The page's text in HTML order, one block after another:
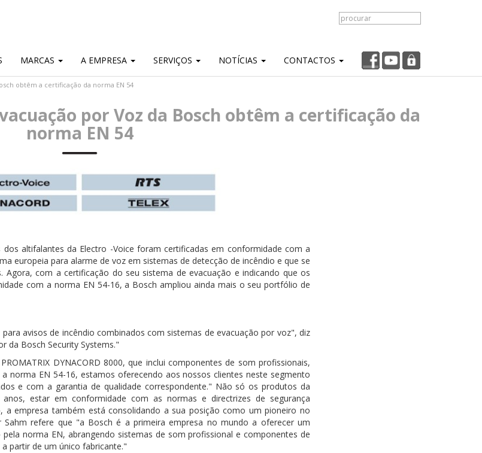
MARCAS A EMPRESA SERVIÇOS NOTÍCIAS CONTACTOS
obtêm a certificação da norma EN 54
por Voz da Bosch obtêm a certificação da
norma EN 54
dos altifalantes da Electro -Voice foram certificadas em conformidade com a
europeia para alarme de voz em sistemas de detecção de incêndio e que se
Agora, com a certificação do seu sistema de evacuação e indicando que os
com a norma EN 54-16, a Bosch ampliou ainda mais o seu portfólio de
avisos de incêndio combinados com sistemas de evacuação por voz", diz
da Bosch Security Systems."
DYNACORD 8000, que inclui componentes de som profissionais,
norma EN 54-16, estamos oferecendo aos nossos clientes neste segmento
e com a garantia de qualidade correspondente." Não só os produtos da
estar em conformidade com as normas e directrizes de segurança
a empresa também está consolidando a sua posição como um pioneiro no
Sahm refere que "a Bosch é a primeira empresa no mundo a oferecer um
norma EN, abrangendo sistemas de som profissional e componentes de
partir de um único fabricante."